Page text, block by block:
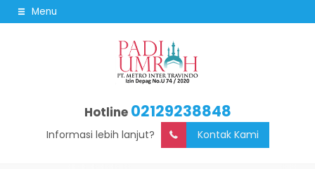
Menu
Hotline 02129238848
Informasi lebih lanjut? Kontak Kami